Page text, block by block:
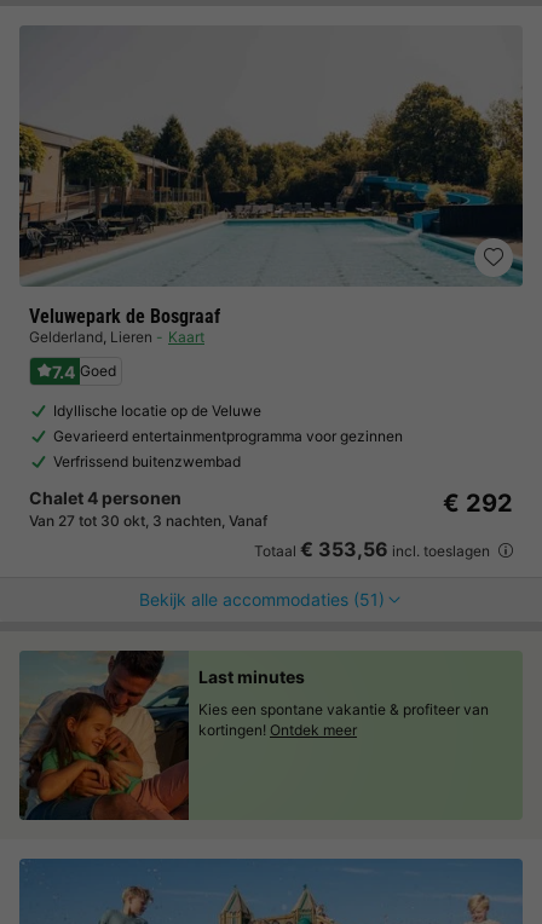
Veluwepark de Bosgraaf
Gelderland, Lieren Kaart
7.4 Goed
Idyllische locatie op de Veluwe
Gevarieerd entertainmentprogramma voor gezinnen
Verfrissend buitenzwembad
Chalet 4 personen
Van 27 tot 30 okt, 3 nachten, Vanaf
€ 292
Totaal € 353,56 incl. toeslagen
Bekijk alle accommodaties (51)
Last minutes
Kies een spontane vakantie & profiteer van
kortingen! Ontdek meer